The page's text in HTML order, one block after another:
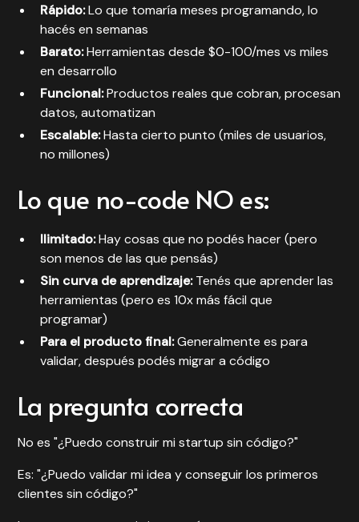
Rápido:Lo que tomaría meses programando, lo
hacés en semanas
Barato:Herramientas desde $0-100/mes vs miles
en desarrollo
Funcional:Productos reales que cobran, procesan
datos, automatizan
Escalable:Hasta cierto punto (miles de usuarios,
no millones)
Lo que no-code NO es:
Ilimitado:Hay cosas que no podés hacer (pero
son menos de las que pensás)
Sin curva de aprendizaje:Tenés que aprender las
herramientas (pero es 10x más fácil que
programar)
Para el producto final:Generalmente es para
validar, después podés migrar a código
La pregunta correcta
No es "¿Puedo construir mi startup sin código?"
Es: "¿Puedo validar mi idea y conseguir los primeros
clientes sin código?"